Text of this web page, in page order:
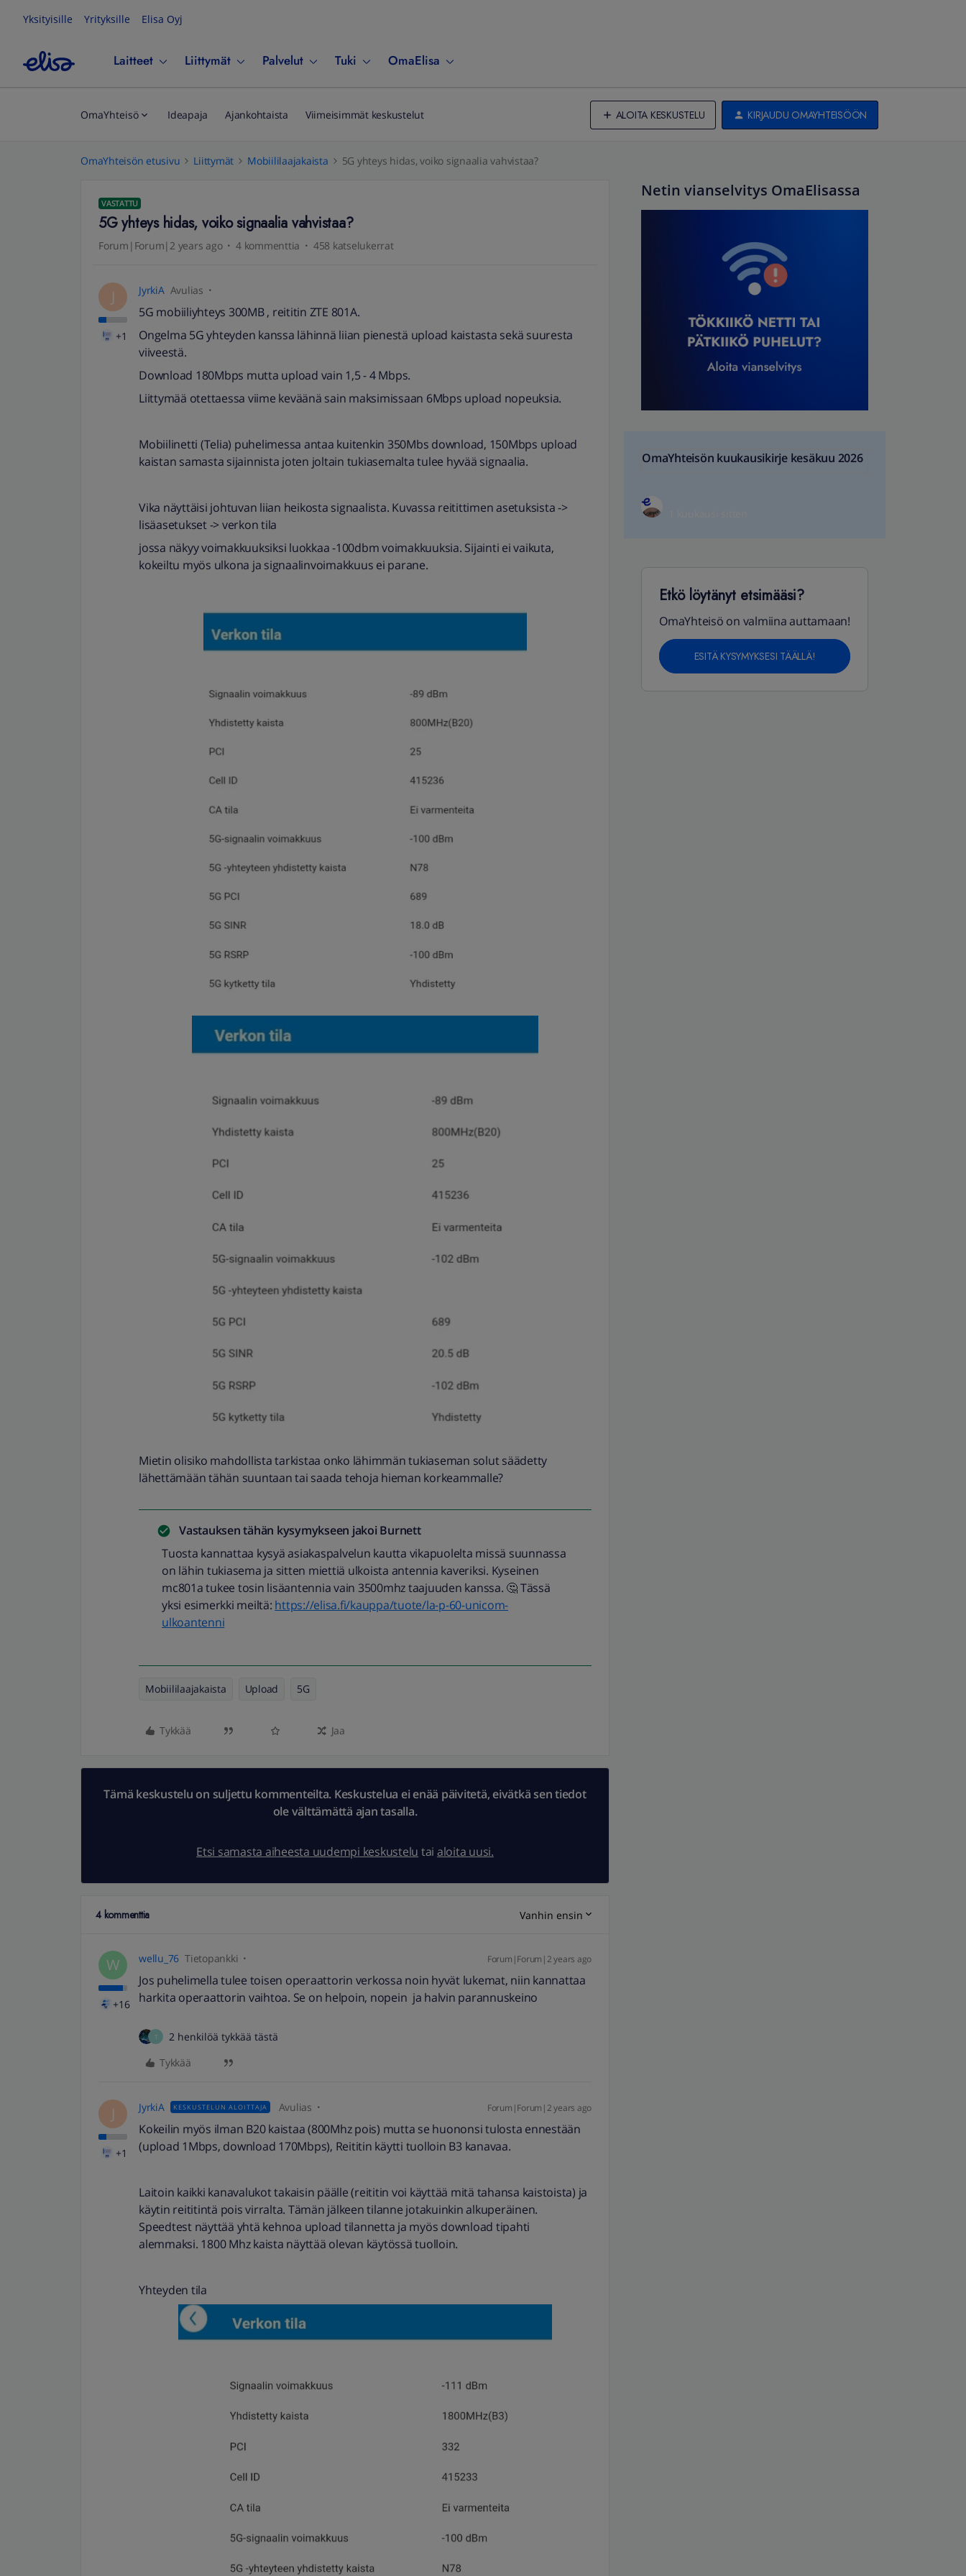
Yksityisille Yrityksille Elisa Oyj
Laitteet Liittymät Palvelut Tuki OmaElisa
OmaYhteisö Ideapaja Ajankohtaista Viimeisimmät keskustelut ALOITA KESKUSTELU KIRJAUDU OMAYHTEISÖÖN
OmaYhteisön etusivu Liittymät Mobiililaajakaista 5G yhteys hidas, voiko signaalia vahvistaa?
VASTATTU
5G yhteys hidas, voiko signaalia vahvistaa?
Forum|Forum|2 years ago 4 kommenttia 458 katselukerrat
J
+1
JyrkiA Avulias
5G mobiiliyhteys 300MB , reititin ZTE 801A.
Ongelma 5G yhteyden kanssa lähinnä liian pienestä upload kaistasta sekä suuresta
viiveestä.
Download 180Mbps mutta upload vain 1,5 - 4 Mbps.
Liittymää otettaessa viime keväänä sain maksimissaan 6Mbps upload nopeuksia.
Mobiilinetti (Telia) puhelimessa antaa kuitenkin 350Mbs download, 150Mbps upload
kaistan samasta sijainnista joten joltain tukiasemalta tulee hyvää signaalia.
Vika näyttäisi johtuvan liian heikosta signaalista. Kuvassa reitittimen asetuksista ->
lisäasetukset -> verkon tila
jossa näkyy voimakkuuksiksi luokkaa -100dbm voimakkuuksia. Sijainti ei vaikuta,
kokeiltu myös ulkona ja signaalinvoimakkuus ei parane.
Mietin olisiko mahdollista tarkistaa onko lähimmän tukiaseman solut säädetty
lähettämään tähän suuntaan tai saada tehoja hieman korkeammalle?
Vastauksen tähän kysymykseen jakoi Burnett
Tuosta kannattaa kysyä asiakaspalvelun kautta vikapuolelta missä suunnassa
on lähin tukiasema ja sitten miettiä ulkoista antennia kaveriksi. Kyseinen
mc801a tukee tosin lisäantennia vain 3500mhz taajuuden kanssa. 🤔 Tässä
yksi esimerkki meiltä: https://elisa.fi/kauppa/tuote/la-p-60-unicom-
ulkoantenni
Mobiililaajakaista Upload 5G
Tykkää Jaa
Tämä keskustelu on suljettu kommenteilta. Keskustelua ei enää päivitetä, eivätkä sen tiedot
ole välttämättä ajan tasalla.
Etsi samasta aiheesta uudempi keskustelu tai aloita uusi.
4 kommenttia Vanhin ensin
W
+16
wellu_76 Tietopankki Forum|Forum|2 years ago
Jos puhelimella tulee toisen operaattorin verkossa noin hyvät lukemat, niin kannattaa
harkita operaattorin vaihtoa. Se on helpoin, nopein ja halvin parannuskeino
T
2 henkilöä tykkää tästä
Tykkää
J
+1
JyrkiA KESKUSTELUN ALOITTAJA Avulias Forum|Forum|2 years ago
Kokeilin myös ilman B20 kaistaa (800Mhz pois) mutta se huononsi tulosta ennestään
(upload 1Mbps, download 170Mbps), Reititin käytti tuolloin B3 kanavaa.
Laitoin kaikki kanavalukot takaisin päälle (reititin voi käyttää mitä tahansa kaistoista) ja
käytin reititintä pois virralta. Tämän jälkeen tilanne jotakuinkin alkuperäinen.
Speedtest näyttää yhtä kehnoa upload tilannetta ja myös download tipahti
alemmaksi. 1800 Mhz kaista näyttää olevan käytössä tuolloin.
Yhteyden tila
Netin vianselvitys OmaElisassa
OmaYhteisön kuukausikirje kesäkuu 2026
Etkö löytänyt etsimääsi?
OmaYhteisö on valmiina auttamaan!
ESITÄ KYSYMYKSESI TÄÄLLÄ!